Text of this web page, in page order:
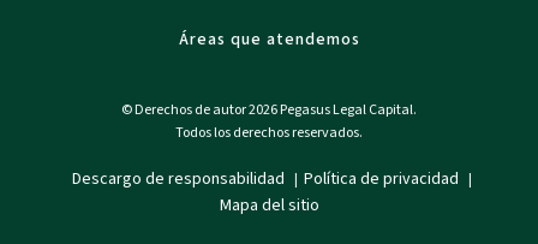
Áreas que atendemos
© Derechos de autor 2026 Pegasus Legal Capital.
Todos los derechos reservados.
Descargo de responsabilidad | Política de privacidad |
Mapa del sitio